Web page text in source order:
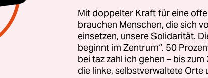
sprechen dafür, dass die Behörden jetzt
werden, ob die Betroffenen tatsächlich
zwischen Bürgern und Beamten besteht
Mit doppelter Kraft für eine
brauchen Menschen, die sich
einsetzen, unsere Solidarität.
beginnt im Zentrum“. 50
bei taz zahl ich gehen – bis
die linke, selbstverwaltete Orte